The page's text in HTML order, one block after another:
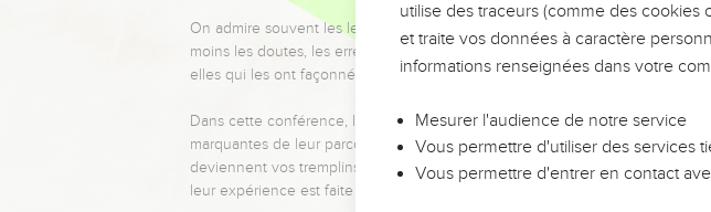
On admire souvent les leaders pour leurs réussites, leur impact, leur foi ou
moins les doutes, les erreurs et les saisons difficiles qu'ils ont traversés, alors
elles qui les ont façonnés.
Dans cette conférence, leaders, entrepreneurs, et responsables reviennent
marquantes de leur parcours et les clés pour avancer avec plus de sagesse
deviennent vos tremplins. Que vous guidiez un ministère, une équipe, un
leur expérience est faite pour vous.
utilise des traceurs (comme des
et traite vos données à caractère
informations renseignées dans votre
Mesurer l'audience de notre service
Vous permettre d'utiliser des services
Vous permettre d'entrer en contact